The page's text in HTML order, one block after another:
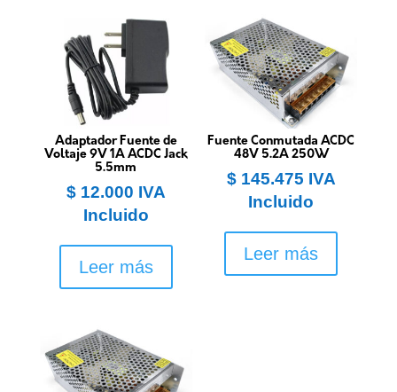
Adaptador Fuente de
Voltaje 9V 1A ACDC Jack
5.5mm
$12.000 IVA
Incluido
Leer más
Fuente Conmutada ACDC
48V 5.2A 250W
$145.475 IVA
Incluido
Leer más